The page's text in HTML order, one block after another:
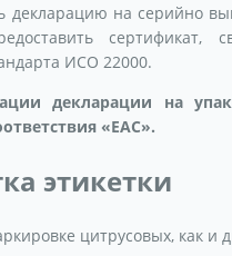
декларацию на серийно
ИСО 22000.
декларации на
«ЕАС».
этикетки
цитрусовых, как и